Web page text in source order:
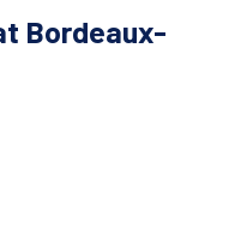
Bordeaux-